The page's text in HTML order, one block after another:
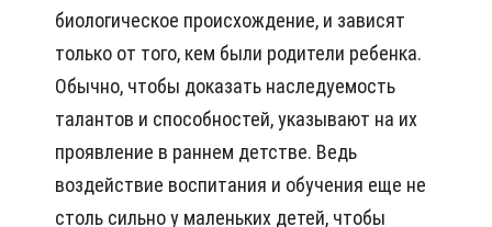
биологическое происхождение, и зависят
только от того, кем были родители ребенка.
Обычно, чтобы доказать наследуемость
талантов и способностей, указывают на их
проявление в раннем детстве. Ведь
воздействие воспитания и обучения еще не
столь сильно у маленьких детей, чтобы